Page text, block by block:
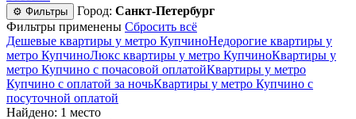
⚙ Фильтры Город: Санкт-Петербург
Фильтры применены Сбросить всё
Дешевые квартиры у метро КупчиноНедорогие квартиры у
метро КупчиноЛюкс квартиры у метро КупчиноКвартиры у
метро Купчино c почасовой оплатойКвартиры у метро
Купчино с оплатой за ночьКвартиры у метро Купчино c
посуточной оплатой
Найдено: 1 место